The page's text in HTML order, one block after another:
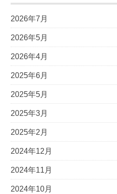
2026年7月
2026年5月
2026年4月
2025年6月
2025年5月
2025年3月
2025年2月
2024年12月
2024年11月
2024年10月